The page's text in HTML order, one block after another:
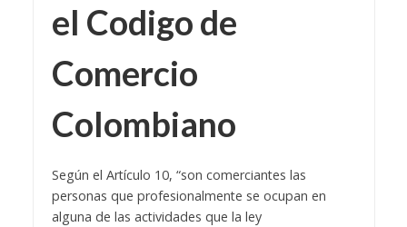
el Codigo de
Comercio
Colombiano
Según el Artículo 10, “son comerciantes las
personas que profesionalmente se ocupan en
alguna de las actividades que la ley